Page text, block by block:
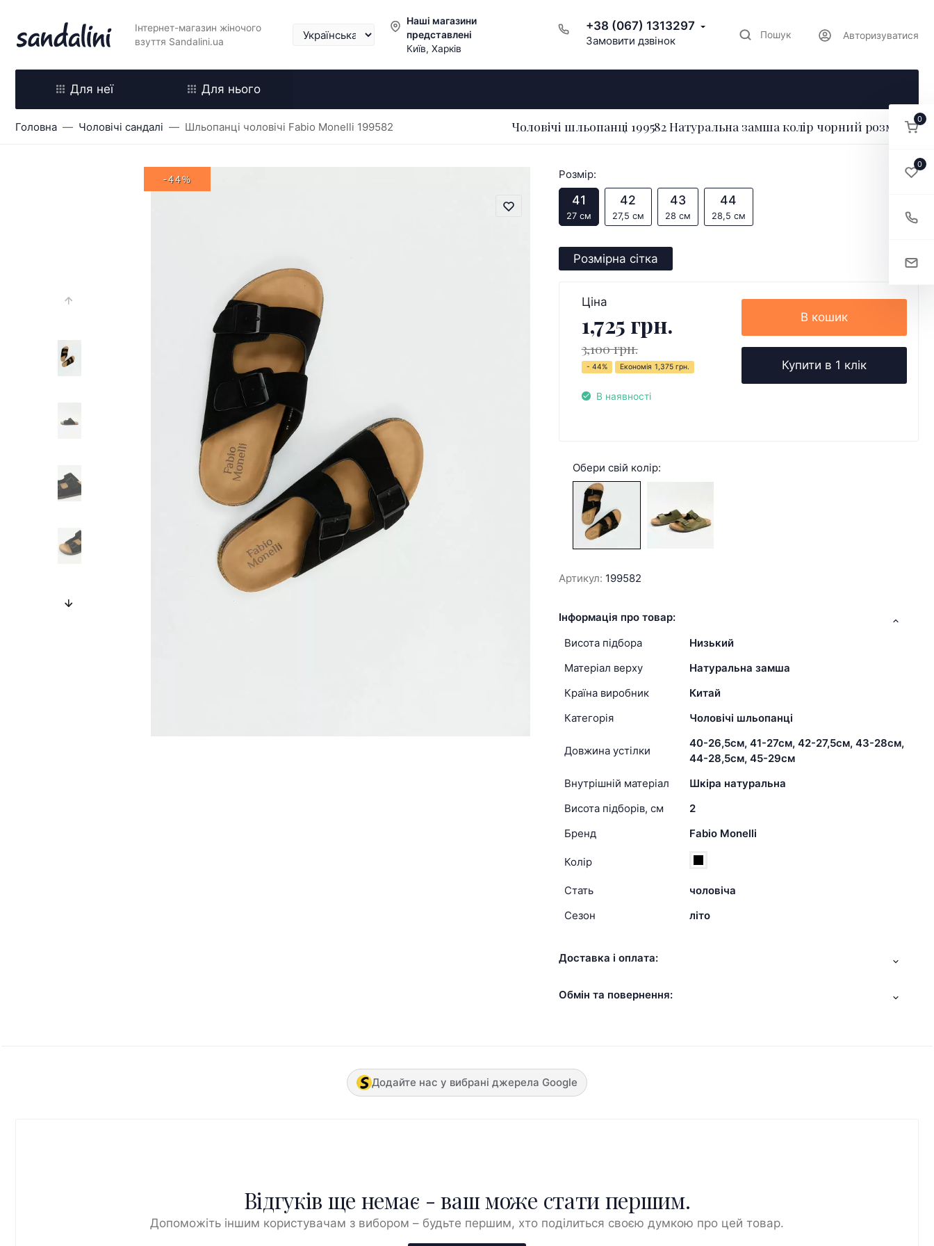
Інтернет-магазин жіночого
взуття Sandalini.ua
Наші магазини
представлені
Київ, Харків
+38 (067) 1313297
Замовити дзвінок Пошук Авторизуватися
Для неї Для нього
Головна Чоловічі сандалі Шльопанці чоловічі Fabio Monelli 199582 Чоловічі шльопанці 199582 Натуральна замша колір чорний розмір 41
-44% Розмір:
41
27 см
42
27,5 см
43
28 см
44
28,5 см
Розмірна сітка
Ціна
1,725 грн.
3,100 грн.
- 44% Економія 1,375 грн.
В наявності
В кошик
Купити в 1 клік
Обери свій колір:
Артикул: 199582
Інформація про товар:
Висота підбора
Низький
Матеріал верху
Натуральна замша
Країна виробник
Китай
Категорія
Чоловічі шльопанці
Довжина устілки
40-26,5см, 41-27см, 42-27,5см, 43-28см,
44-28,5см, 45-29см
Внутрішній матеріал
Шкіра натуральна
Висота підборів, см
2
Бренд
Fabio Monelli
Колір
Стать
чоловіча
Сезон
літо
Доставка і оплата:
Обмін та повернення:
Додайте нас у вибрані джерела Google
Відгуків ще немає - ваш може стати першим.
Допоможіть іншим користувачам з вибором – будьте першим, хто поділиться своєю думкою про цей товар.
0
0